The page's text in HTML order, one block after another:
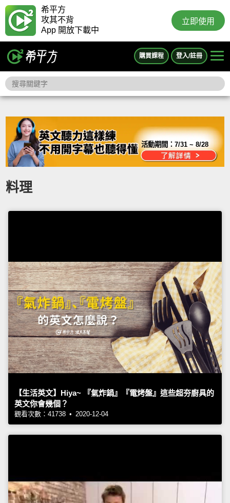
希平方
攻其不背
App 開放下載中
立即使用
購買課程 登入/註冊
活動期間：7/31 ~ 8/28
料理
【生活英文】Hiya~ 『氣炸鍋』『電烤盤』這些超夯廚具的
英文你會幾個？
觀看次數：41738 • 2020-12-04